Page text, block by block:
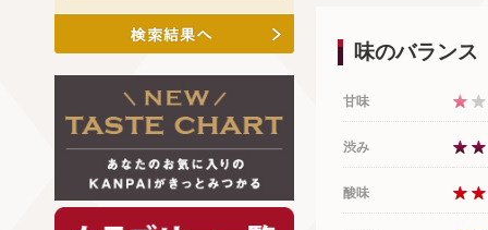
味のバランス
甘味
渋み
酸味